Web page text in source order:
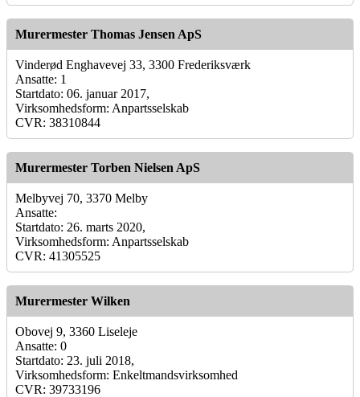
Murermester Thomas Jensen ApS
Vinderød Enghavevej 33, 3300 Frederiksværk
Ansatte: 1
Startdato: 06. januar 2017,
Virksomhedsform: Anpartsselskab
CVR: 38310844
Murermester Torben Nielsen ApS
Melbyvej 70, 3370 Melby
Ansatte:
Startdato: 26. marts 2020,
Virksomhedsform: Anpartsselskab
CVR: 41305525
Murermester Wilken
Obovej 9, 3360 Liseleje
Ansatte: 0
Startdato: 23. juli 2018,
Virksomhedsform: Enkeltmandsvirksomhed
CVR: 39733196